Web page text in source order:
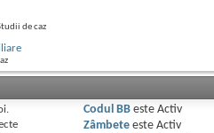
de caz
Codul BBeste Activ
Zâmbeteeste Activ